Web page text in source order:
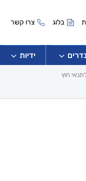
בלוג צרו קשר
ידיות